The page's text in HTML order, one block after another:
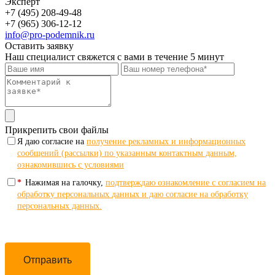
+7 (495) 208-49-48
+7 (965) 306-12-12
info@pro-podemnik.ru
Оставить заявку
Наш специалист свяжется с вами в течение 5 минут
Прикрепить свои файлы
Я даю согласие на получение рекламных и информационных
сообщений (рассылки) по указанным контактным данным,
ознакомившись с условиями
* Нажимая на галочку, подтверждаю ознакомление с согласием на
обработку персональных данных и даю согласие на обработку
персональных данных.
Отправить